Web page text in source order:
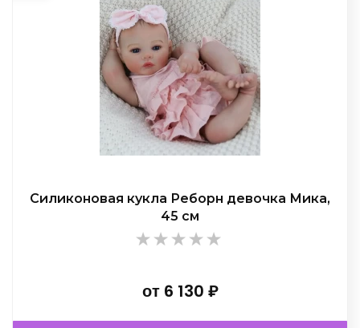
Силиконовая кукла Реборн девочка Мика,
45 см
от6 130 ₽